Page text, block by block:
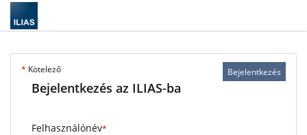
Bejelentkezés
* Kötelező
Bejelentkezés az ILIAS-ba
Felhasználónév*